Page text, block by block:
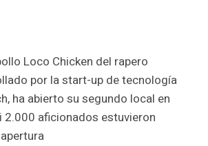
Loco Chicken del rapero
por la start-up de tecnología
ha abierto su segundo local en
2.000 aficionados estuvieron